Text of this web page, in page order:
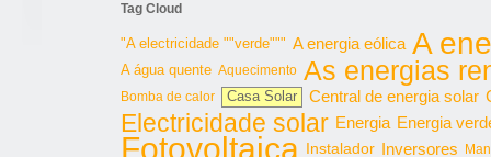
Tag Cloud
"A electricidade ""verde""" A energia eólica A
A água quente Aquecimento As energias
Bomba de calor Casa Solar Central de energia solar
Electricidade solar Energia Energia
Fotovoltaica Instalador Inversores